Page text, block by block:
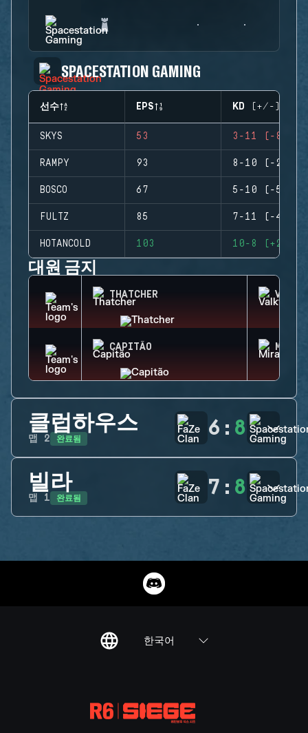
SPACESTATION GAMING
선수 EPS KD (+/-)
SKYS 53 3-11 (-8)
RAMPY 93 8-10 (-2)
BOSCO 67 5-10 (-5)
FULTZ 85 7-11 (-4)
HOTANCOLD 103 10-8 (+2)
대원 금지
THATCHER
CAPITÃO MIRA
클럽하우스
맵 2 완료됨 6 : 8
빌라
맵 1 완료됨 7 : 8
한국어